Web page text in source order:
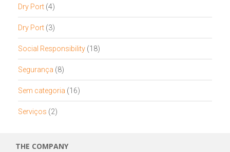
Dry Port (4)
Dry Port (3)
Social Responsibility (18)
Segurança (8)
Sem categoria (16)
Serviços (2)
THE COMPANY